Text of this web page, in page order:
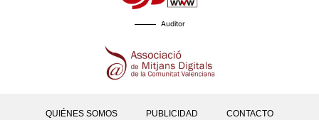
Auditor
QUIÉNES SOMOS PUBLICIDAD CONTACTO